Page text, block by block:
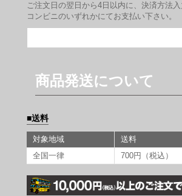
ご注文日の翌日から4日以内に、決済方法
コンビニのいずれかにてお支払い下さい。
商品発送について
送料
対象地域
送料
全国一律
700円（税込）